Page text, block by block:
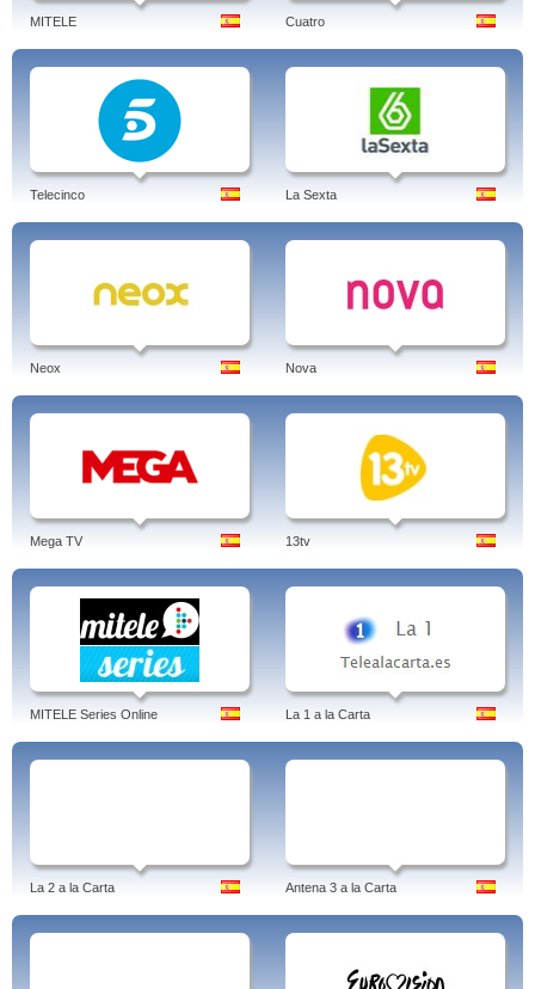
MITELE Cuatro
Telecinco La Sexta
Neox Nova
Mega TV 13tv
MITELE Series Online La 1 a la Carta
La 2 a la Carta Antena 3 a la Carta